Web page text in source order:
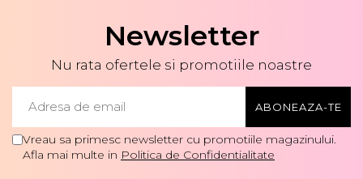
Newsletter
Nu rata ofertele si promotiile noastre
Vreau sa primesc newsletter cu promotiile magazinului.
Afla mai multe in Politica de Confidentialitate